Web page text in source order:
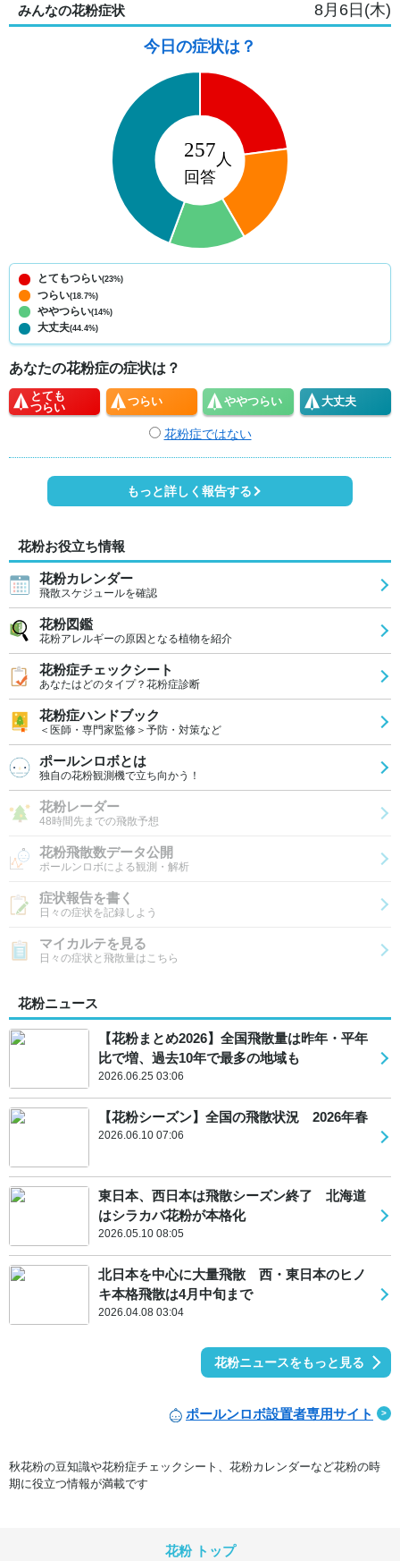
みんなの花粉症状 8月6日(木)
今日の症状は？
とてもつらい(23%)
つらい(18.7%)
ややつらい(14%)
大丈夫(44.4%)
あなたの花粉症の症状は？
とても
つらい
つらい ややつらい 大丈夫
花粉症ではない
もっと詳しく報告する
花粉お役立ち情報
花粉カレンダー
飛散スケジュールを確認
花粉図鑑
花粉アレルギーの原因となる植物を紹介
花粉症チェックシート
あなたはどのタイプ？花粉症診断
花粉症ハンドブック
＜医師・専門家監修＞予防・対策など
ポールンロボとは
独自の花粉観測機で立ち向かう！
花粉レーダー
48時間先までの飛散予想
花粉飛散数データ公開
ポールンロボによる観測・解析
症状報告を書く
日々の症状を記録しよう
マイカルテを見る
日々の症状と飛散量はこちら
花粉ニュース
【花粉まとめ2026】全国飛散量は昨年・平年
比で増、過去10年で最多の地域も
2026.06.25 03:06
【花粉シーズン】全国の飛散状況 2026年春
2026.06.10 07:06
東日本、西日本は飛散シーズン終了 北海道
はシラカバ花粉が本格化
2026.05.10 08:05
北日本を中心に大量飛散 西・東日本のヒノ
キ本格飛散は4月中旬まで
2026.04.08 03:04
花粉ニュースをもっと見る
ポールンロボ設置者専用サイト
秋花粉の豆知識や花粉症チェックシート、花粉カレンダーなど花粉の時
期に役立つ情報が満載です
花粉 トップ